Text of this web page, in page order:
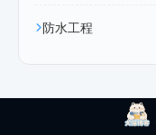
防水工程